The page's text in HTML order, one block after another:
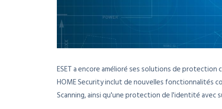
ESET a encore amélioré ses solutions de protection
HOME Security inclut de nouvelles fonctionnalités
Scanning, ainsi qu'une protection de l'identité avec